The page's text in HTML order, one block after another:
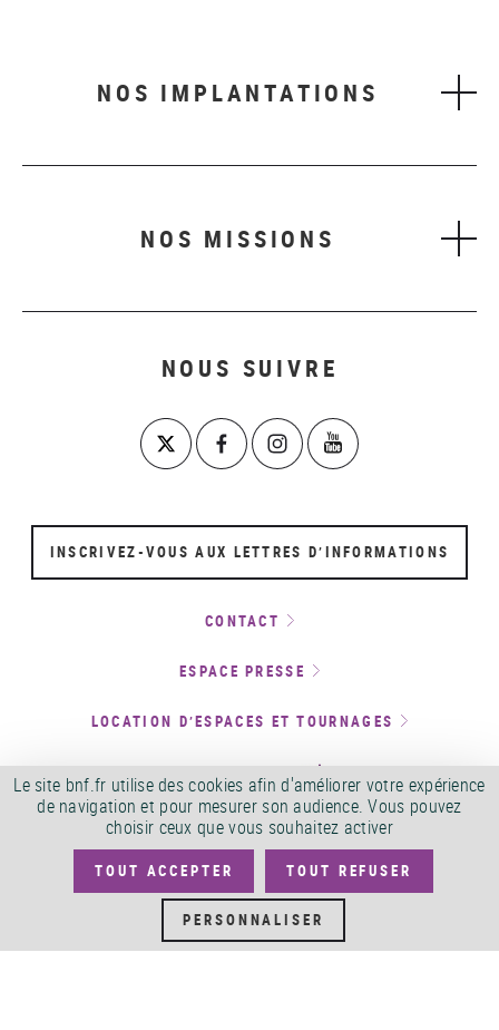
NOS IMPLANTATIONS
NOS MISSIONS
NOUS SUIVRE
INSCRIVEZ-VOUS AUX LETTRES D’INFORMATIONS
CONTACT
ESPACE PRESSE
LOCATION D’ESPACES ET TOURNAGES
SERVICE ACCEO
PLAN DU SITE FLUX RSS
CONDITIONS GÉNÉRALES
POLITIQUE DE CONFIDENTIALITÉ
Le site bnf.fr utilise des cookies afin d'améliorer votre expérience
de navigation et pour mesurer son audience. Vous pouvez
choisir ceux que vous souhaitez activer
TOUT ACCEPTER TOUT REFUSER
PERSONNALISER